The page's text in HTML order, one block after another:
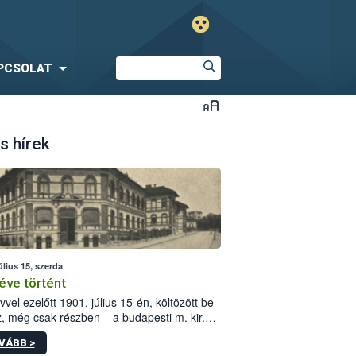
hírek
15, szerda
történt
ezelőtt 1901. július 15-én, költözött be
még csak részben – a budapesti m. kir.
állomás a Kis Rókus utca
alatti, Czigler Győző által tervezett új
>